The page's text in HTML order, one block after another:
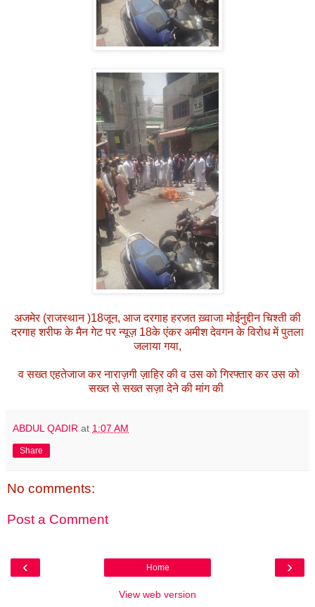
अजमेर (राजस्थान )18जून, आज दरगाह हरजत ख़्वाजा मोईनुद्दीन चिश्ती की
दरगाह शरीफ के मैन गेट पर न्यूज़ 18के एंकर अमीश देवगन के विरोध में पुतला
जलाया गया,
व सख्त एहतेजाज कर नाराज़गी ज़ाहिर की व उस को गिरफ्तार कर उस को
सख्त से सख्त सज़ा देने की मांग की
ABDUL QADIR at 1:07 AM
Share
No comments:
Post a Comment
‹ ›
Home
View web version